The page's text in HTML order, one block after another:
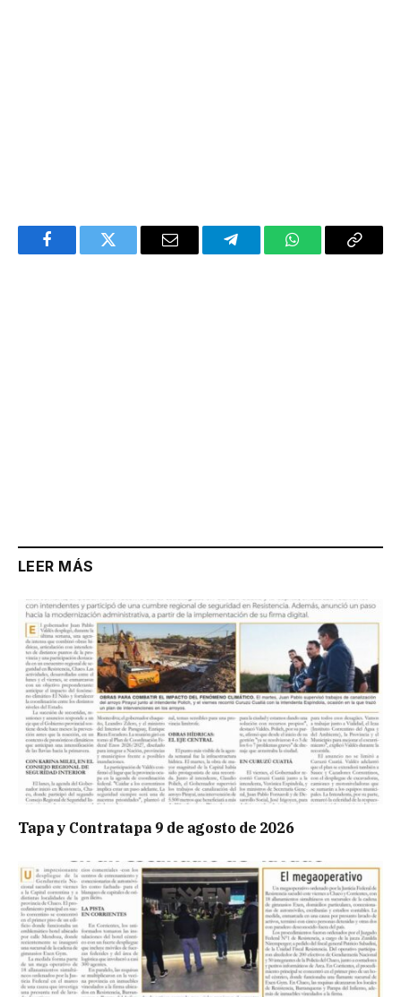
FacebookTwitter Email TelegramWhatsAppCopy
LEER MÁS
Tapa y Contratapa 9 de agosto de 2026